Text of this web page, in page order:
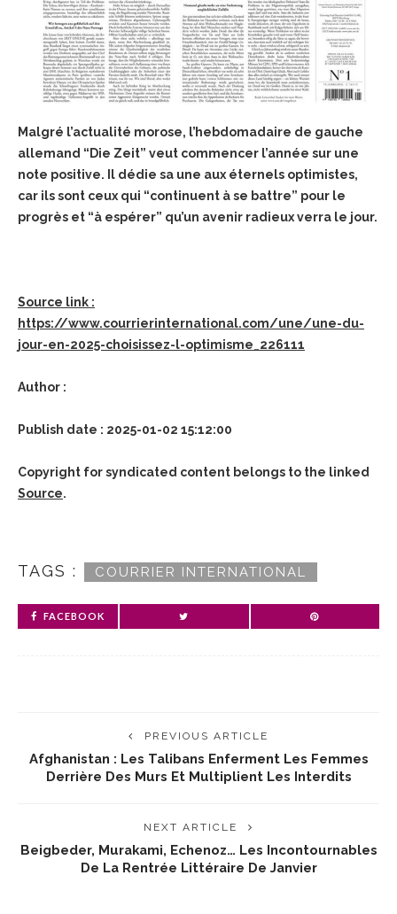
Malgré l’actualité morose, l’hebdomadaire de gauche
allemand “Die Zeit” veut commencer l’année sur une
note positive. Il dédie sa une aux éternels optimistes,
car ils sont ceux qui “continuent à se battre” pour le
progrès et “à espérer” qu’un avenir radieux verra le jour.
Source link :
https://www.courrierinternational.com/une/une-du-
jour-en-2025-choisissez-l-optimisme_226111
Author :
Publish date : 2025-01-02 15:12:00
Copyright for syndicated content belongs to the linked
Source.
TAGS : COURRIER INTERNATIONAL
FACEBOOK
PREVIOUS ARTICLE
Afghanistan : Les Talibans Enferment Les Femmes
Derrière Des Murs Et Multiplient Les Interdits
NEXT ARTICLE
Beigbeder, Murakami, Echenoz… Les Incontournables
De La Rentrée Littéraire De Janvier